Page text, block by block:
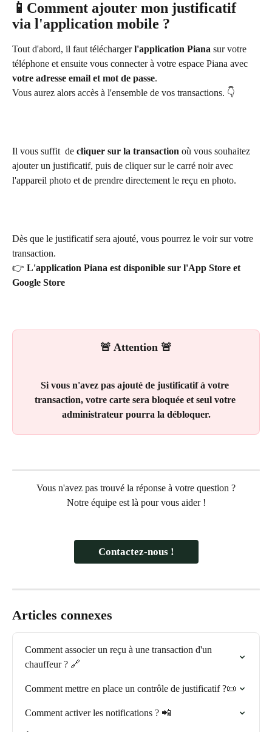
📱Comment ajouter mon justificatif
via l'application mobile ?
Tout d'abord, il faut télécharger l'application Piana sur votre
téléphone et ensuite vous connecter à votre espace Piana avec
votre adresse email et mot de passe.
Vous aurez alors accès à l'ensemble de vos transactions. 👇
Il vous suffit  de cliquer sur la transaction où vous souhaitez
ajouter un justificatif, puis de cliquer sur le carré noir avec
l'appareil photo et de prendre directement le reçu en photo.
Dès que le justificatif sera ajouté, vous pourrez le voir sur votre
transaction.
​👉 L'application Piana est disponible sur l'App Store et
Google Store
🚨 Attention 🚨
Si vous n'avez pas ajouté de justificatif à votre
transaction, votre carte sera bloquée et seul votre
administrateur pourra la débloquer.
Vous n'avez pas trouvé la réponse à votre question ?
Notre équipe est là pour vous aider !
Contactez-nous !
Articles connexes
Comment associer un reçu à une transaction d'un
chauffeur ? 🔗
Comment mettre en place un contrôle de justificatif ?📜
Comment activer les notifications ? 📲